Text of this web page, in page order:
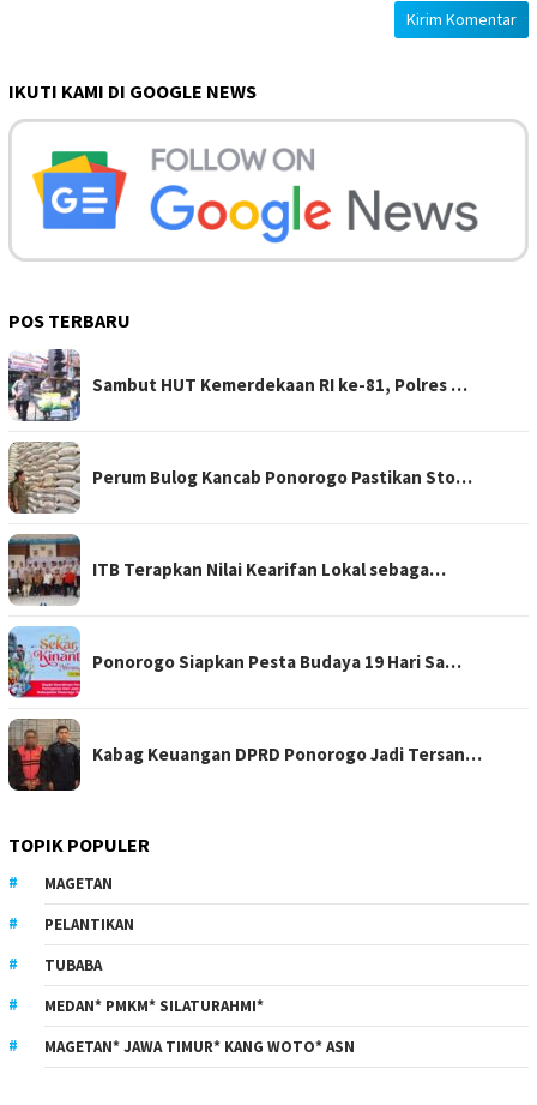
IKUTI KAMI DI GOOGLE NEWS
POS TERBARU
Sambut HUT Kemerdekaan RI ke-81, Polres …
Perum Bulog Kancab Ponorogo Pastikan Sto…
ITB Terapkan Nilai Kearifan Lokal sebaga…
Ponorogo Siapkan Pesta Budaya 19 Hari Sa…
Kabag Keuangan DPRD Ponorogo Jadi Tersan…
TOPIK POPULER
MAGETAN
PELANTIKAN
TUBABA
MEDAN* PMKM* SILATURAHMI*
MAGETAN* JAWA TIMUR* KANG WOTO* ASN